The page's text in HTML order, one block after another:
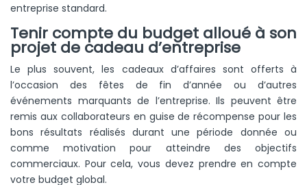
entreprise standard.
Tenir compte du budget alloué à son
projet de cadeau d’entreprise
Le plus souvent, les cadeaux d’affaires sont offerts à
l’occasion des fêtes de fin d’année ou d’autres
événements marquants de l’entreprise. Ils peuvent être
remis aux collaborateurs en guise de récompense pour les
bons résultats réalisés durant une période donnée ou
comme motivation pour atteindre des objectifs
commerciaux. Pour cela, vous devez prendre en compte
votre budget global.